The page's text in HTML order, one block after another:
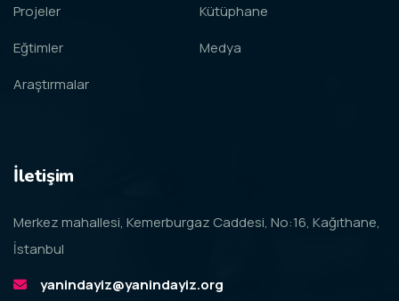
Projeler
Eğtimler
Araştırmalar
Kütüphane
Medya
İletişim
Merkez mahallesi, Kemerburgaz Caddesi, No:16, Kağıthane,
İstanbul
yanindayiz@yanindayiz.org